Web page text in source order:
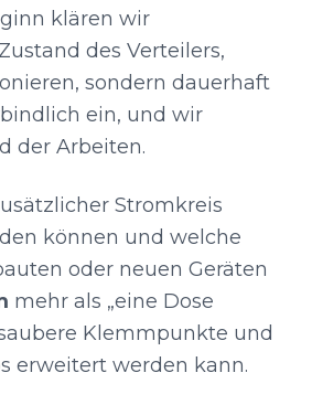
klären wir
des Verteilers,
sondern dauerhaft
ein, und wir
der Arbeiten.
Stromkreis
können und welche
oder neuen Geräten
mehr als „eine Dose
Klemmpunkte und
erweitert werden kann.